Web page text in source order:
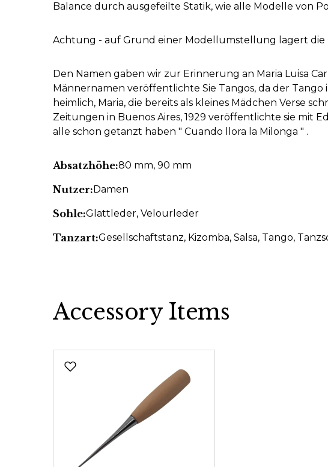
Balance durch ausgefeilte Statik, wie alle Modelle von
Achtung - auf Grund einer Modellumstellung lagert die
Den Namen gaben wir zur Erinnerung an Maria Luisa
Männernamen veröffentlichte Sie Tangos, da der
heimlich, Maria, die bereits als kleines Mädchen Verse
Zeitungen in Buenos Aires, 1929 veröffentlichte sie mit
alle schon getanzt haben " Cuando llora la Milonga " .
Absatzhöhe:80 mm, 90 mm
Nutzer:Damen
Sohle:Glattleder, Velourleder
Tanzart:Gesellschaftstanz, Kizomba, Salsa, Tango,
Accessory Items